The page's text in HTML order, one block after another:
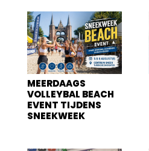
MEERDAAGS
VOLLEYBAL BEACH
EVENT TIJDENS
SNEEKWEEK